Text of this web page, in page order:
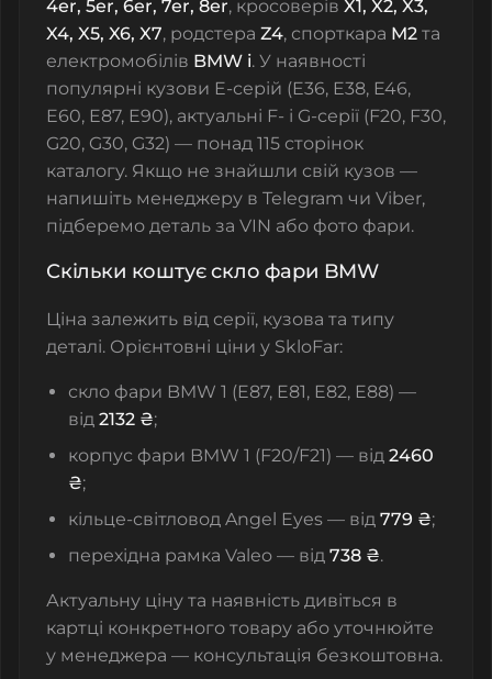
4er, 5er, 6er, 7er, 8er, кросоверів X1, X2, X3,
X4, X5, X6, X7, родстера Z4, спорткара M2 та
електромобілів BMW i. У наявності
популярні кузови E-серій (E36, E38, E46,
E60, E87, E90), актуальні F- і G-серії (F20, F30,
G20, G30, G32) — понад 115 сторінок
каталогу. Якщо не знайшли свій кузов —
напишіть менеджеру в Telegram чи Viber,
підберемо деталь за VIN або фото фари.
Скільки коштує скло фари BMW
Ціна залежить від серії, кузова та типу
деталі. Орієнтовні ціни у SkloFar:
скло фари BMW 1 (E87, E81, E82, E88) —
від 2132 ₴;
корпус фари BMW 1 (F20/F21) — від 2460
₴;
кільце-світловод Angel Eyes — від 779 ₴;
перехідна рамка Valeo — від 738 ₴.
Актуальну ціну та наявність дивіться в
картці конкретного товару або уточнюйте
у менеджера — консультація безкоштовна.